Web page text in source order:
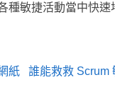
種敏捷活動當中快速
紙
誰能救救 Scrum